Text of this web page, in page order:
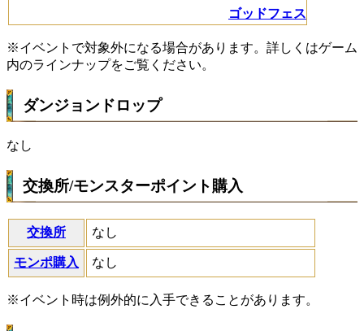
ゴッドフェス
※イベントで対象外になる場合があります。詳しくはゲーム
内のラインナップをご覧ください。
ダンジョンドロップ
なし
交換所/モンスターポイント購入
交換所 なし
モンポ購入 なし
※イベント時は例外的に入手できることがあります。